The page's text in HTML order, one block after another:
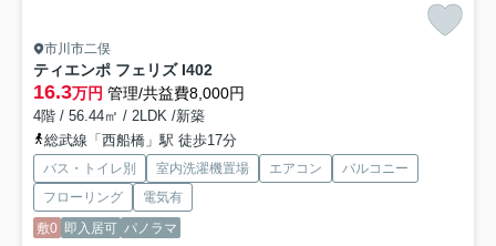
市川市二俣
ティエンポ フェリズ I402
16.3万円 管理/共益費8,000円
4階 / 56.44㎡ / 2LDK /新築
総武線「西船橋」駅 徒歩17分
バス・トイレ別 室内洗濯機置場 エアコン
バルコニー
フローリング
電気有
敷0 即入居可 パノラマ